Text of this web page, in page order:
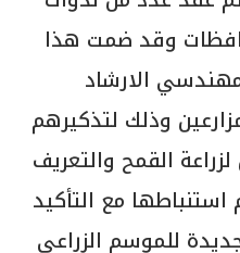
وقد ضمت هذا
الارشاد
وذلك لتذكيرهم
القمح والتعريف
استنباطها مع التأكيد
للموسم الزراعي